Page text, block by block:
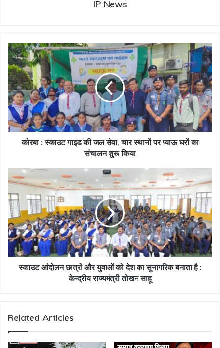
IP News
कोरबा
:
स्काउट
गाइड
की
जल
सेवा,
चार
स्थानों
संचालन
शुरू
किया
कोरबा : स्काउट गाइड की जल सेवा, चार स्थानों पर प्याऊ घरों का
संचालन शुरू किया
स्काउट
आंदोलन
छात्रों
और
युवाओं
को
देश
का
सुनागरिक
बनाता
तोखन
स्काउट आंदोलन छात्रों और युवाओं को देश का सुनागरिक बनाता है :
केन्द्रीय राज्यमंत्री तोखन साहू
Related Articles